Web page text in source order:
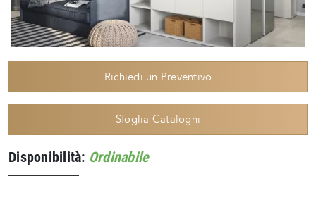
Richiedi un Preventivo
Sfoglia Cataloghi
Disponibilità: Ordinabile